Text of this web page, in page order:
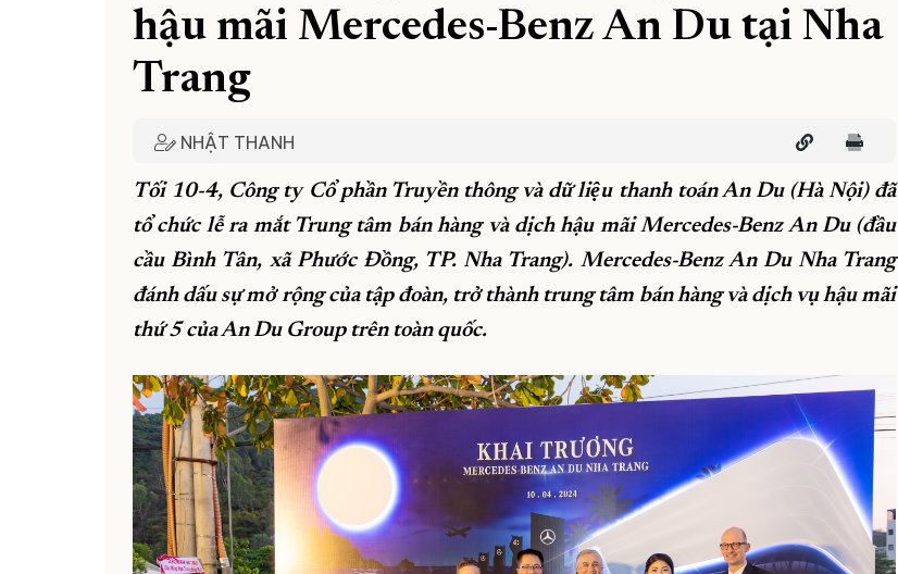
hậu mãi Mercedes-Benz An Du tại Nha
Trang
NHẬT THANH
Tối 10-4, Công ty Cổ phần Truyền thông và dữ liệu thanh toán An Du (Hà Nội) đã
tổ chức lễ ra mắt Trung tâm bán hàng và dịch hậu mãi Mercedes-Benz An Du (đầu
cầu Bình Tân, xã Phước Đồng, TP. Nha Trang). Mercedes-Benz An Du Nha Trang
đánh dấu sự mở rộng của tập đoàn, trở thành trung tâm bán hàng và dịch vụ hậu mãi
thứ 5 của An Du Group trên toàn quốc.